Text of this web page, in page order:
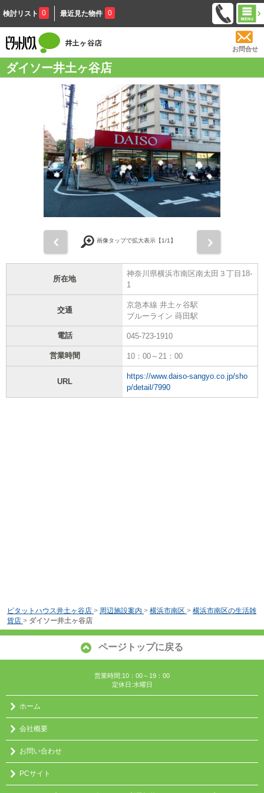
検討リスト 0 最近見た物件 0
お問合せ
ダイソー井土ヶ谷店
画像タップで拡大表示【1/1】
所在地
神奈川県横浜市南区南太田３丁目18-
1
交通
京急本線 井土ヶ谷駅
ブルーライン 蒔田駅
電話 045-723-1910
営業時間 10：00～21：00
URL
https://www.daiso-sangyo.co.jp/sho
p/detail/7990
ピタットハウス井土ヶ谷店 > 周辺施設案内 > 横浜市南区 > 横浜市南区の生活雑
貨店 > ダイソー井土ヶ谷店
ページトップに戻る
営業時間:10：00～19：00
定休日:水曜日
ホーム
会社概要
お問い合わせ
PCサイト